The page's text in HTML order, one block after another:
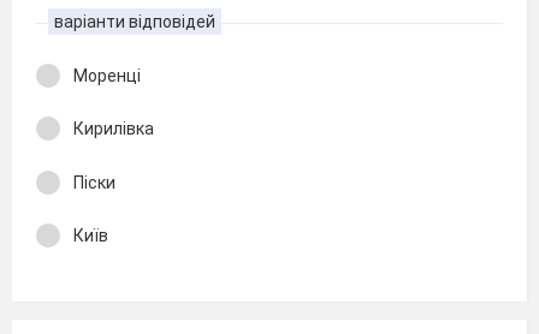
варіанти відповідей
Моренці
Кирилівка
Піски
Київ